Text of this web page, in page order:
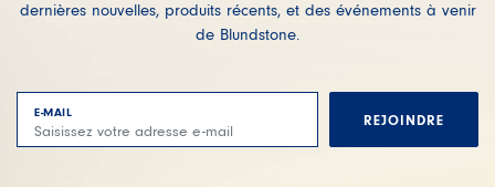
dernières nouvelles, produits récents, et des événements à venir
de Blundstone.
E-MAIL REJOINDRE